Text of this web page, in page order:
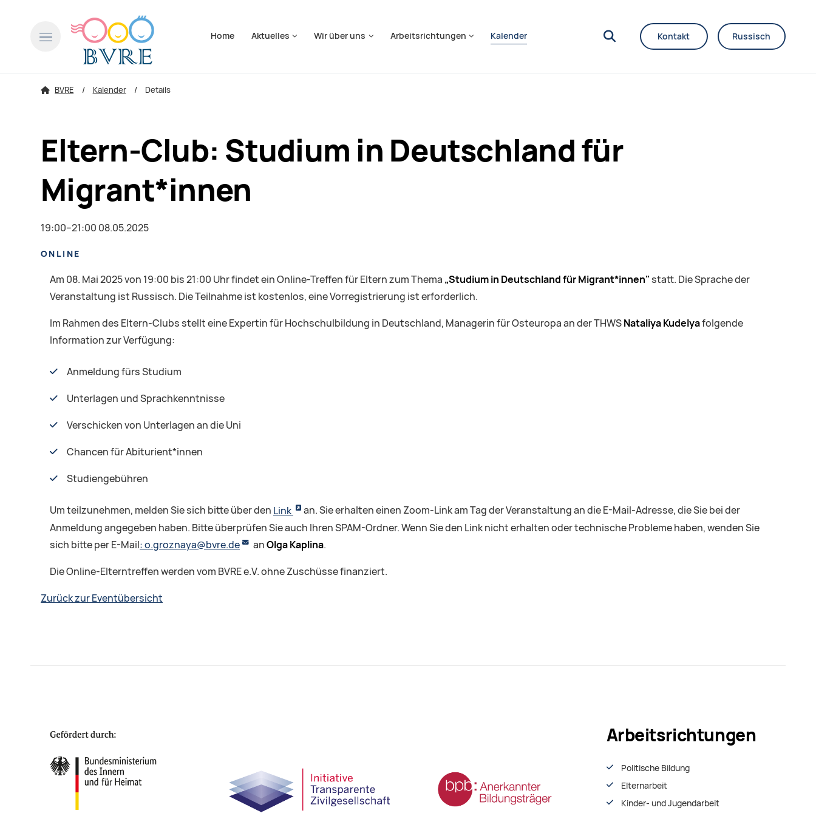
Home
Aktuelles Wir über uns Arbeitsrichtungen Kalender Kontakt Russisch
BVRE Kalender Details
Eltern-Club: Studium in Deutschland für
Migrant*innen
19:00–21:00 08.05.2025
ONLINE
Am 08. Mai 2025 von 19:00 bis 21:00 Uhr findet ein Online-Treffen für Eltern zum Thema „Studium in Deutschland für Migrant*innen"statt. Die Sprache der
Veranstaltung ist Russisch. Die Teilnahme ist kostenlos, eine Vorregistrierung ist erforderlich.
Im Rahmen des Eltern-Clubs stellt eine Expertin für Hochschulbildung in Deutschland, Managerin für Osteuropa an der THWSNataliya Kudelyafolgende
Information zur Verfügung:
Anmeldung fürs Studium
Unterlagen und Sprachkenntnisse
Verschicken von Unterlagen an die Uni
Chancen für Abiturient*innen
Studiengebühren
Um teilzunehmen, melden Sie sich bitte über den Link
an. Sie erhalten einen Zoom-Link am Tag der Veranstaltung an die E-Mail-Adresse, die Sie bei der
Anmeldung angegeben haben. Bitte überprüfen Sie auch Ihren SPAM-Ordner. Wenn Sie den Link nicht erhalten oder technische Probleme haben, wenden Sie
sich bitte per E-Mail: o.groznaya@bvre.de anOlga Kaplina.
Die Online-Elterntreffen werden vom BVRE e.V. ohne Zuschüsse finanziert.
Zurück zur Eventübersicht
Arbeitsrichtungen
Politische Bildung
Elternarbeit
Kinder- und Jugendarbeit